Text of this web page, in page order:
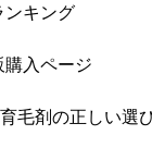
キング
入ページ
毛剤の正しい選